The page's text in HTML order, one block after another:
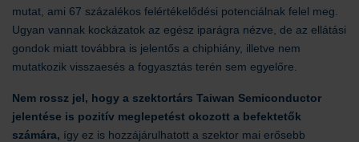
mutat, ami 67 százalékos felértékelődési potenciálnak felel meg.
Ugyan vannak kockázatok az egész iparágra nézve, de az ellátási
gondok miatt továbbra is jelentős a chiphiány, illetve nem
mutatkozik visszaesés a fogyasztás terén sem egyelőre.
Nem rossz jel, hogy a szektortárs Taiwan Semiconductor
jelentése is pozitív meglepetést okozott a befektetők
számára, így ez is hozzájárulhatott a szektor mai erősebb